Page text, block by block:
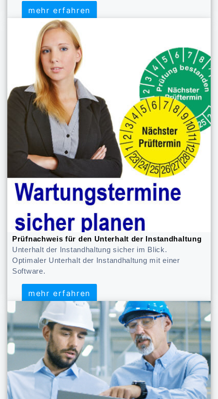
mehr erfahren
mehr erfahren
Prüfnachweis für den Unterhalt der Instandhaltung
Unterhalt der Instandhaltung sicher im Blick.
Optimaler Unterhalt der Instandhaltung mit einer
Software.
mehr erfahren
mehr erfahren